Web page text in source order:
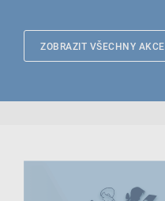
ZOBRAZIT VŠECHNY AKCE